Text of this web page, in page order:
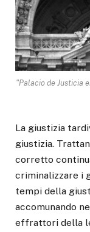
"Palacio de Justicia
La giustizia
giustizia.
corretto
criminalizzare i
tempi della
accomunando
effrattori della